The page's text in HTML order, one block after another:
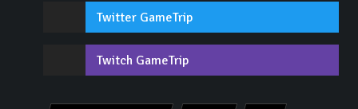
Twitter GameTrip
Twitch GameTrip